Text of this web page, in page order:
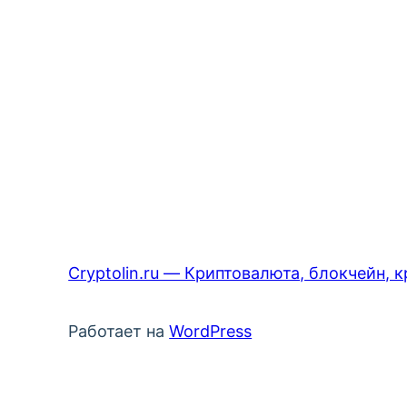
Cryptolin.ru — Криптовалюта, блокчейн,
Работает наWordPress